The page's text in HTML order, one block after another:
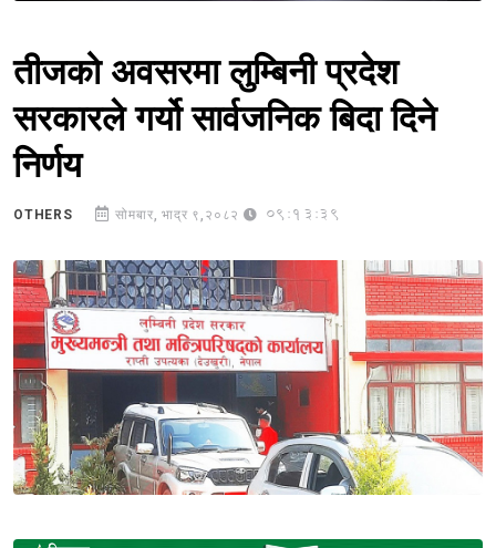
तीजको अवसरमा लुम्बिनी प्रदेश
सरकारले गर्यो सार्वजनिक बिदा दिने
निर्णय
OTHERS सोमबार, भाद्र ९,२०८२ 09:13:39